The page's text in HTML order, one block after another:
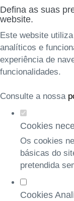
Defina as suas
website.
Este website
analíticos e
experiência de
funcionalidades.
Consulte a nossa
Cookies
Os cookies
básicas do
pretendida
Cookies